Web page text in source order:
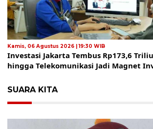
Kamis, 06 Agustus 2026 | 19:30 WIB
Investasi Jakarta Tembus Rp173,6
hingga Telekomunikasi Jadi Magnet
SUARA KITA